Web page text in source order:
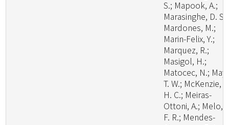
S.; Mapook, A.;
Marasinghe, D. S.;
Mardones, M.;
Marin-Felix, Y.;
Marquez, R.;
Masigol, H.;
Matocec, N.; May,
T. W.; McKenzie,
H. C.; Meiras-
Ottoni, A.; Melo,
F. R.; Mendes-